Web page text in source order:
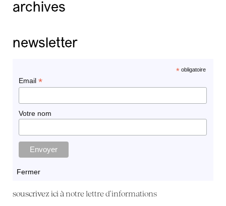
archives
newsletter
*obligatoire
Email *
Votre nom
Fermer
souscrivez ici à notre lettre d'informations